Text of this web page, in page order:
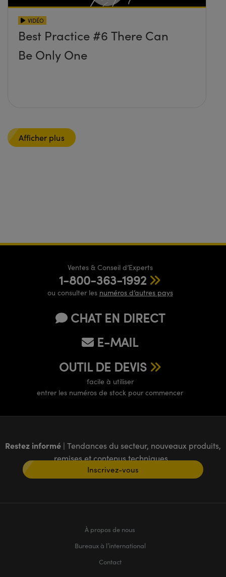
VIDÉO
Best Practice #6 There Can
Be Only One
Afficher plus
Ventes & Conseil d’Experts
1-800-363-1992
ou consulter les numéros d’autres pays
CHAT EN DIRECT
E-MAIL
OUTIL DE DEVIS
facile à utiliser
entrer les numéros de stock pour commencer
Restez informé | Tendances du secteur, nouveaux produits,
remises et contenus techniques
Inscrivez-vous
À propos de nous
Bureaux à l’international
Contact